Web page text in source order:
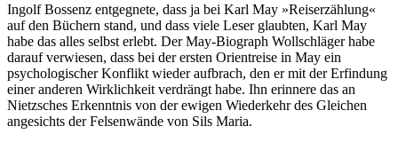
Ingolf Bossenz entgegnete, dass ja bei Karl May »Reiserzählung«
auf den Büchern stand, und dass viele Leser glaubten, Karl May
habe das alles selbst erlebt. Der May-Biograph Wollschläger habe
darauf verwiesen, dass bei der ersten Orientreise in May ein
psychologischer Konflikt wieder aufbrach, den er mit der Erfindung
einer anderen Wirklichkeit verdrängt habe. Ihn erinnere das an
Nietzsches Erkenntnis von der ewigen Wiederkehr des Gleichen
angesichts der Felsenwände von Sils Maria.